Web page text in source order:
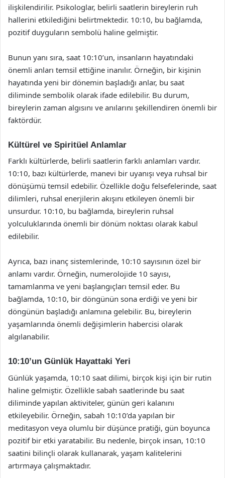
ilişkilendirilir. Psikologlar, belirli saatlerin bireylerin ruh
hallerini etkilediğini belirtmektedir. 10:10, bu bağlamda,
pozitif duyguların sembolü haline gelmiştir.
Bunun yanı sıra, saat 10:10’un, insanların hayatındaki
önemli anları temsil ettiğine inanılır. Örneğin, bir kişinin
hayatında yeni bir dönemin başladığı anlar, bu saat
diliminde sembolik olarak ifade edilebilir. Bu durum,
bireylerin zaman algısını ve anılarını şekillendiren önemli bir
faktördür.
Kültürel ve Spiritüel Anlamlar
Farklı kültürlerde, belirli saatlerin farklı anlamları vardır.
10:10, bazı kültürlerde, manevi bir uyanışı veya ruhsal bir
dönüşümü temsil edebilir. Özellikle doğu felsefelerinde, saat
dilimleri, ruhsal enerjilerin akışını etkileyen önemli bir
unsurdur. 10:10, bu bağlamda, bireylerin ruhsal
yolculuklarında önemli bir dönüm noktası olarak kabul
edilebilir.
Ayrıca, bazı inanç sistemlerinde, 10:10 sayısının özel bir
anlamı vardır. Örneğin, numerolojide 10 sayısı,
tamamlanma ve yeni başlangıçları temsil eder. Bu
bağlamda, 10:10, bir döngünün sona erdiği ve yeni bir
döngünün başladığı anlamına gelebilir. Bu, bireylerin
yaşamlarında önemli değişimlerin habercisi olarak
algılanabilir.
10:10’un Günlük Hayattaki Yeri
Günlük yaşamda, 10:10 saat dilimi, birçok kişi için bir rutin
haline gelmiştir. Özellikle sabah saatlerinde bu saat
diliminde yapılan aktiviteler, günün geri kalanını
etkileyebilir. Örneğin, sabah 10:10’da yapılan bir
meditasyon veya olumlu bir düşünce pratiği, gün boyunca
pozitif bir etki yaratabilir. Bu nedenle, birçok insan, 10:10
saatini bilinçli olarak kullanarak, yaşam kalitelerini
artırmaya çalışmaktadır.